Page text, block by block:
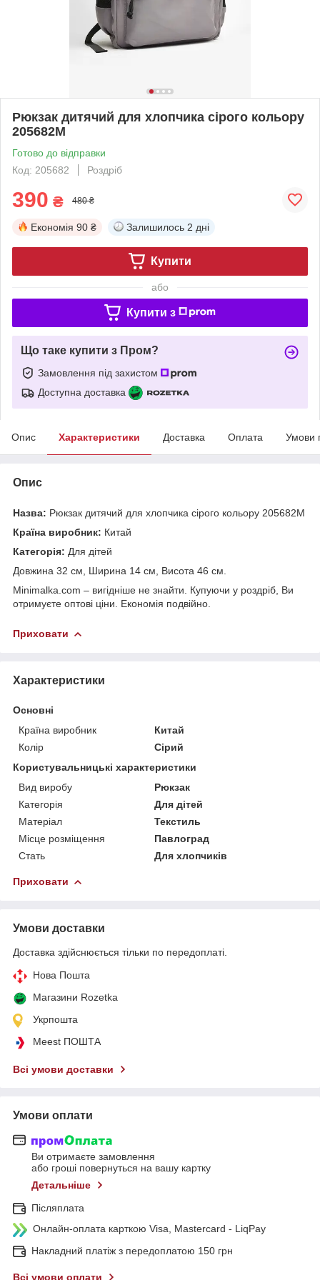
Рюкзак дитячий для хлопчика сірого кольору
205682M
Готово до відправки
Код: 205682
Роздріб
390 ₴ 480 ₴
Економія 90 ₴ Залишилось 2 дні
Купити
або
Купити з
Що таке купити з Пром?
Замовлення під захистом
Доступна доставка
Опис Характеристики Доставка Оплата Умови
Опис
Назва: Рюкзак дитячий для хлопчика сірого кольору 205682M
Країна виробник: Китай
Категорія: Для дітей
Довжина 32 см, Ширина 14 см, Висота 46 см.
Minimalka.com – вигідніше не знайти. Купуючи у роздріб, Ви
отримуєте оптові ціни. Економія подвійно.
Приховати
Характеристики
Основні
Країна виробник
Китай
Колір
Сірий
Користувальницькі характеристики
Вид виробу
Рюкзак
Категорія
Для дітей
Матеріал
Текстиль
Місце розміщення
Павлоград
Стать
Для хлопчиків
Приховати
Умови доставки
Доставка здійснюється тільки по передоплаті.
Нова Пошта
Магазини Rozetka
Укрпошта
Meest ПОШТА
Всі умови доставки
Умови оплати
Ви отримаєте замовлення
або гроші повернуться на вашу картку
Детальніше
Післяплата
Онлайн-оплата карткою Visa, Mastercard - LiqPay
Накладний платіж з передоплатою 150 грн
Всі умови оплати